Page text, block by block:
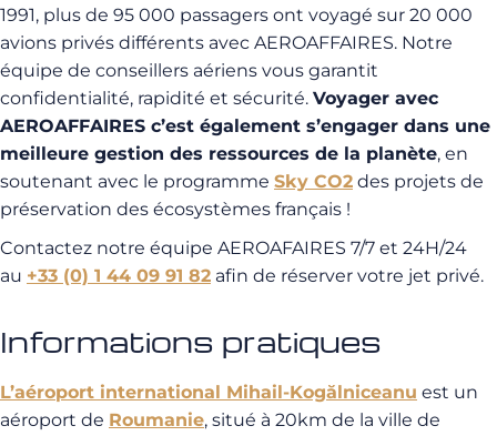
1991, plus de 95 000 passagers ont voyagé sur 20 000
avions privés différents avec AEROAFFAIRES. Notre
équipe de conseillers aériens vous garantit
confidentialité, rapidité et sécurité. Voyager avec
AEROAFFAIRES c’est également s’engager dans une
meilleure gestion des ressources de la planète, en
soutenant avec le programme Sky CO2 des projets de
préservation des écosystèmes français !
Contactez notre équipe AEROAFAIRES 7/7 et 24H/24
au +33 (0) 1 44 09 91 82 afin de réserver votre jet privé.
Informations pratiques
L’aéroport international Mihail-Kogălniceanu est un
aéroport de Roumanie, situé à 20km de la ville de